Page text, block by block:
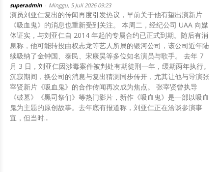
superadmin Minggu, 5 Juli 2026 09:23
演员刘亚仁复出的传闻再度引发热议，早前关于他有望出演新片
《吸血鬼》的消息也重新受到关注。 本周二，经纪公司 UAA 向媒
体证实，与刘亚仁自 2014 年起的专属合约已正式到期。随后有消
息称，他可能转投由权志龙等艺人所属的银河公司，该公司近年陆
续吸纳了金钟国、泰民、宋康昊等多位知名演员与歌手。 去年 7
月 3 日，刘亚仁因涉毒案件被判处有期徒刑一年，缓期两年执行。
沉寂期间，换公司的消息与复出猜测同步传开，尤其让他与导演张
宰贤新片《吸血鬼》的合作传闻再次成为焦点。 张宰贤曾执导
《破墓》《黑司祭们》等热门影片，新作《吸血鬼》是一部以吸血
鬼为主题的原创故事。去年底有报道称，刘亚仁正在洽谈参演事
宜，但当时...